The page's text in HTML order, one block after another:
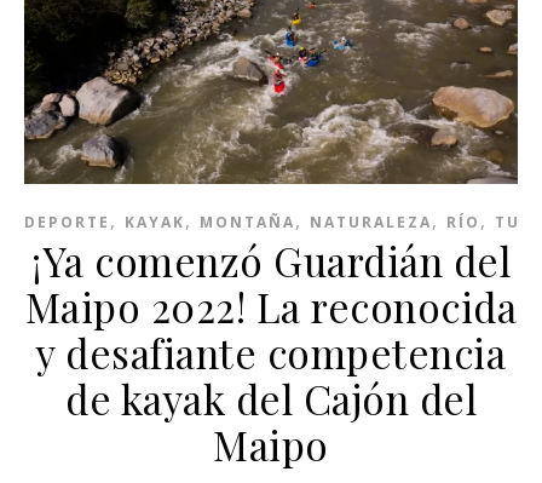
DEPORTE , KAYAK, MONTAÑA, NATURALEZA, RÍO ,
¡Ya comenzó Guardián del
Maipo 2022! La reconocida
y desafiante competencia
de kayak del Cajón del
Maipo